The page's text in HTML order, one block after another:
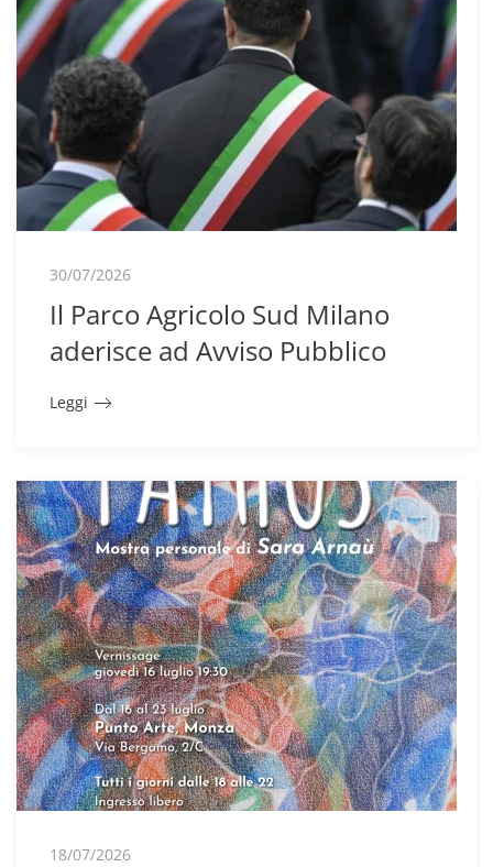
30/07/2026
Il Parco Agricolo Sud Milano
aderisce ad Avviso Pubblico
Leggi
18/07/2026